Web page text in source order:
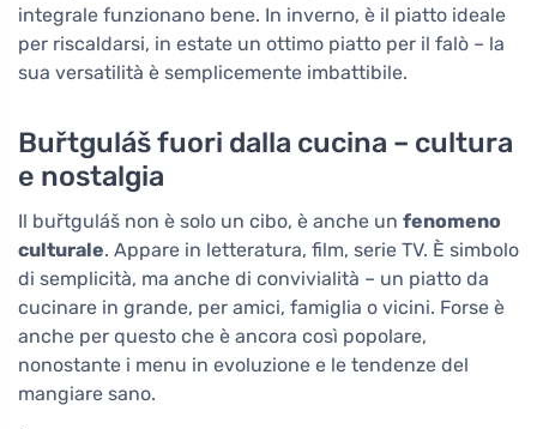
integrale funzionano bene. In inverno, è il piatto ideale
per riscaldarsi, in estate un ottimo piatto per il falò – la
sua versatilità è semplicemente imbattibile.
Buřtguláš fuori dalla cucina – cultura
e nostalgia
Il buřtguláš non è solo un cibo, è anche un fenomeno
culturale. Appare in letteratura, film, serie TV. È simbolo
di semplicità, ma anche di convivialità – un piatto da
cucinare in grande, per amici, famiglia o vicini. Forse è
anche per questo che è ancora così popolare,
nonostante i menu in evoluzione e le tendenze del
mangiare sano.